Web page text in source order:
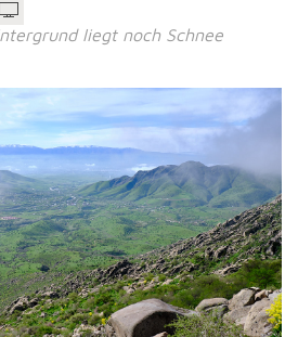
liegt noch Schnee